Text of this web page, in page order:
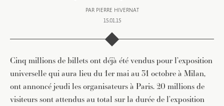
PAR PIERRE HIVERNAT
15.01.15
Cinq millions de billets ont déjà été vendus pour l’exposition
universelle qui aura lieu du 1er mai au 31 octobre à Milan,
ont annoncé jeudi les organisateurs à Paris. 20 millions de
visiteurs sont attendus au total sur la durée de l’exposition